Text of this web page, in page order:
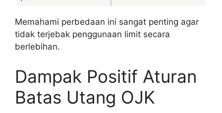
Memahami perbedaan ini sangat penting agar
tidak terjebak penggunaan limit secara
berlebihan.
Dampak Positif Aturan
Batas Utang OJK